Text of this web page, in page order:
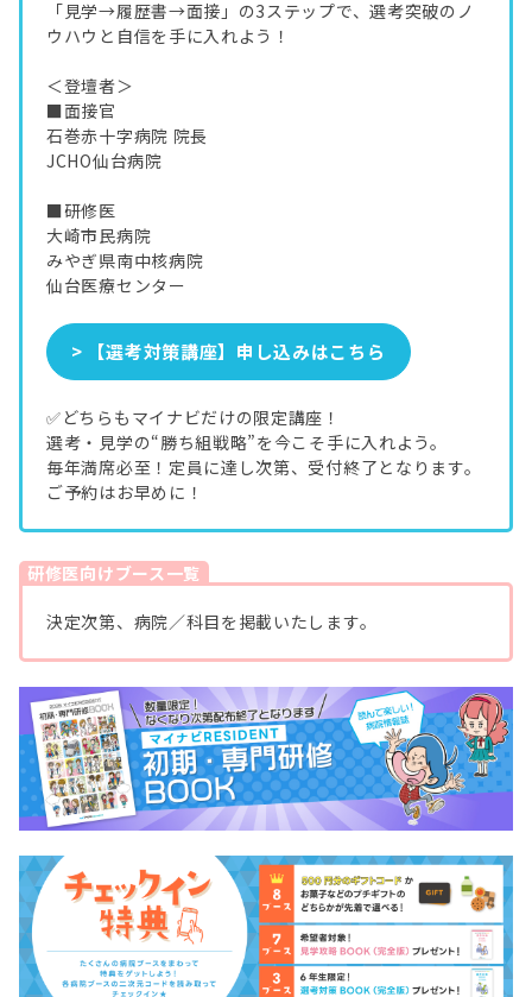
「見学→履歴書→面接」の3ステップで、選考突破のノ
ウハウと自信を手に入れよう！
＜登壇者＞
■面接官
石巻赤十字病院 院長
JCHO仙台病院
■研修医
大崎市民病院
みやぎ県南中核病院
仙台医療センター
> 【選考対策講座】申し込みはこちら
✅どちらもマイナビだけの限定講座！
選考・見学の“勝ち組戦略”を今こそ手に入れよう。
毎年満席必至！定員に達し次第、受付終了となります。
ご予約はお早めに！
研修医向けブース一覧
決定次第、病院／科目を掲載いたします。